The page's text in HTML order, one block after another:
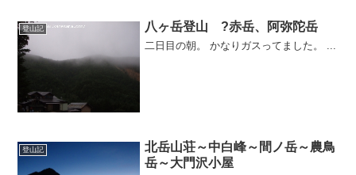
登山記 八ヶ岳登山 ?赤岳、阿弥陀岳
二日目の朝。 かなりガスってました。 ...
登山記
北岳山荘～中白峰～間ノ岳～農鳥
岳～大門沢小屋